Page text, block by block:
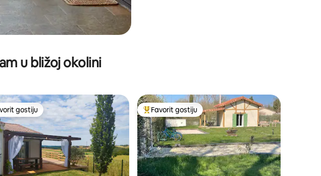
u bližoj okolini
gostiju
gostiju Glavni favorit gostiju
Favorit gostiju